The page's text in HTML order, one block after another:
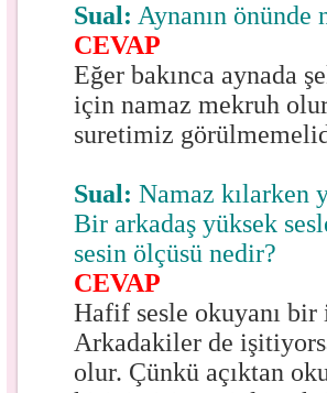
Sual: Aynanın önünde
CEVAP
Eğer bakınca aynada
için namaz mekruh
suretimiz
Sual: Namaz kılarken
Bir arkadaş yüksek
sesin ölçüsü nedir?
CEVAP
Hafif sesle okuyanı
Arkadakiler de
olur. Çünkü açıktan